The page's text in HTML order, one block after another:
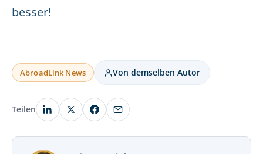
besser!
AbroadLink News Von demselben Autor
Teilen